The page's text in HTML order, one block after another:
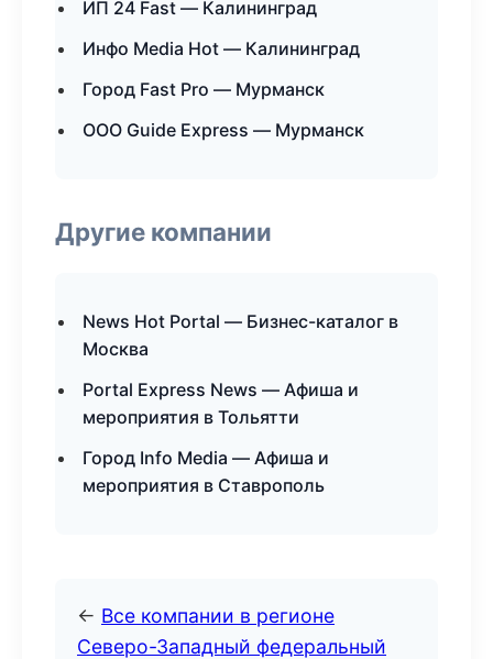
ИП 24 Fast — Калининград
Инфо Media Hot — Калининград
Город Fast Pro — Мурманск
ООО Guide Express — Мурманск
Другие компании
News Hot Portal — Бизнес-каталог в
Москва
Portal Express News — Афиша и
мероприятия в Тольятти
Город Info Media — Афиша и
мероприятия в Ставрополь
← Все компании в регионе
Северо-Западный федеральный